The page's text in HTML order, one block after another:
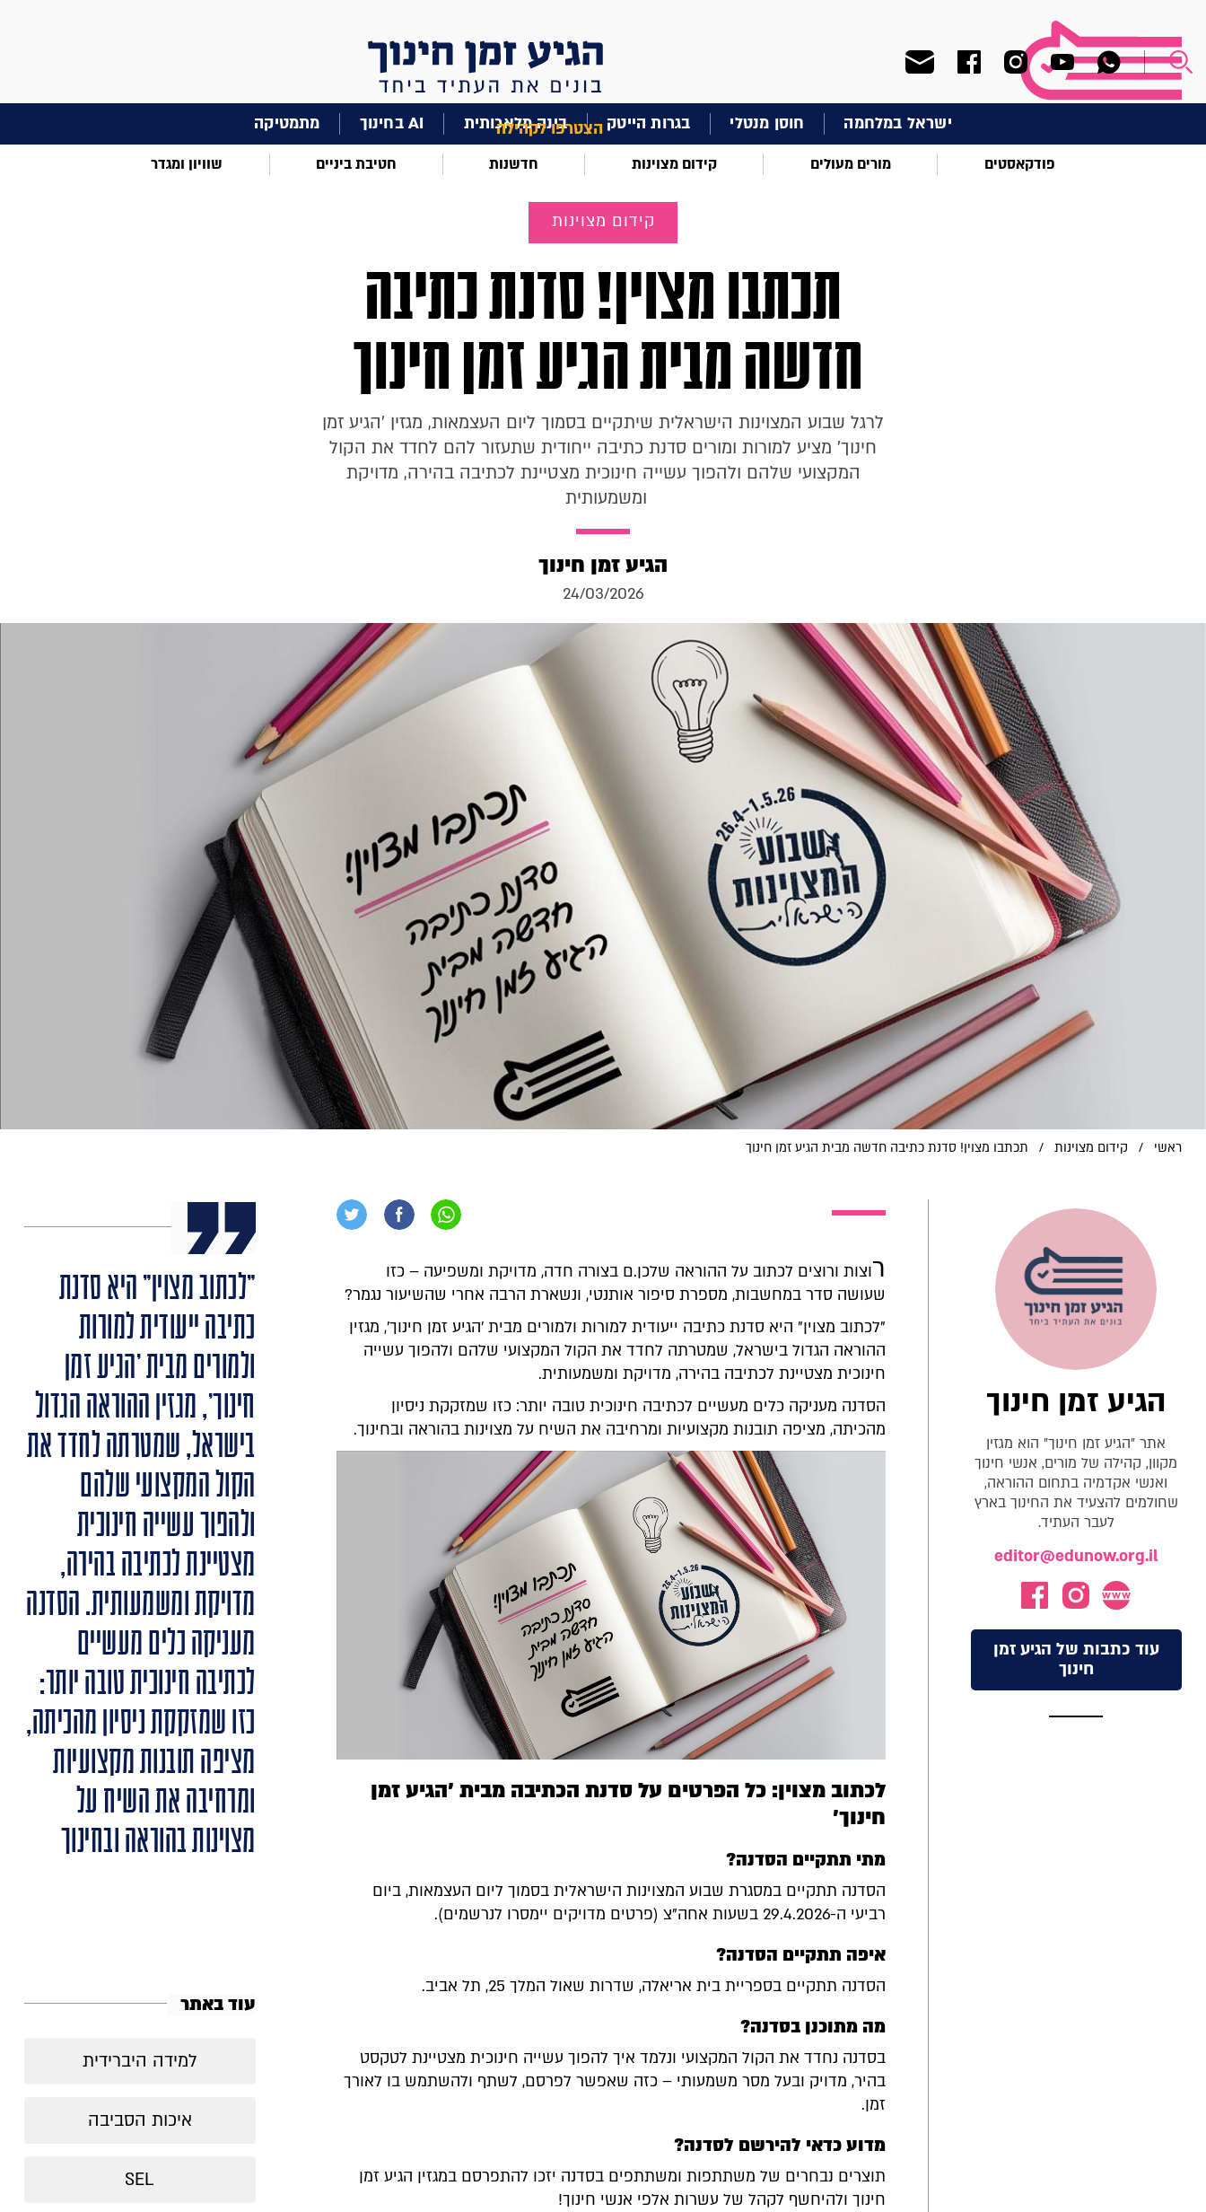
הצטרפו לקהילה ישראל במלחמה חוסן מנטלי בגרות הייטק בינה מלאכותית AI בחינוך מתמטיקה
פודקאסטים מורים מעולים קידום מצוינות חדשנות חטיבת ביניים שוויון ומגדר
קידום מצוינות
תכתבו מצוין! סדנת כתיבה
חדשה מבית הגיע זמן חינוך
לרגל שבוע המצוינות הישראלית שיתקיים בסמוך ליום העצמאות, מגזין 'הגיע זמן
חינוך' מציע למורות ומורים סדנת כתיבה ייחודית שתעזור להם לחדד את הקול
המקצועי שלהם ולהפוך עשייה חינוכית מצטיינת לכתיבה בהירה, מדויקת
ומשמעותית
הגיע זמן חינוך
24/03/2026
ראשי / קידום מצוינות / תכתבו מצוין! סדנת כתיבה חדשה מבית הגיע זמן חינוך
רוצות ורוצים לכתוב על ההוראה שלכן.ם בצורה חדה, מדויקת ומשפיעה – כזו
שעושה סדר במחשבות, מספרת סיפור אותנטי, ונשארת הרבה אחרי שהשיעור נגמר?
"לכתוב מצוין" היא סדנת כתיבה ייעודית למורות ולמורים מבית 'הגיע זמן חינוך', מגזין
ההוראה הגדול בישראל, שמטרתה לחדד את הקול המקצועי שלהם ולהפוך עשייה
חינוכית מצטיינת לכתיבה בהירה, מדויקת ומשמעותית.
הסדנה מעניקה כלים מעשיים לכתיבה חינוכית טובה יותר: כזו שמזקקת ניסיון
מהכיתה, מציפה תובנות מקצועיות ומרחיבה את השיח על מצוינות בהוראה ובחינוך.
לכתוב מצוין: כל הפרטים על סדנת הכתיבה מבית 'הגיע זמן
חינוך'
מתי תתקיים הסדנה?
הסדנה תתקיים במסגרת שבוע המצוינות הישראלית בסמוך ליום העצמאות, ביום
רביעי ה-29.4.2026 בשעות אחה"צ (פרטים מדויקים יימסרו לנרשמים).
איפה תתקיים הסדנה?
הסדנה תתקיים בספריית בית אריאלה, שדרות שאול המלך 25, תל אביב.
מה מתוכנן בסדנה?
בסדנה נחדד את הקול המקצועי ונלמד איך להפוך עשייה חינוכית מצטיינת לטקסט
בהיר, מדויק ובעל מסר משמעותי – כזה שאפשר לפרסם, לשתף ולהשתמש בו לאורך
זמן.
מדוע כדאי להירשם לסדנה?
תוצרים נבחרים של משתתפות ומשתתפים בסדנה יזכו להתפרסם במגזין הגיע זמן
חינוך ולהיחשף לקהל של עשרות אלפי אנשי חינוך!
הגיע זמן חינוך
אתר "הגיע זמן חינוך" הוא מגזין
מקוון, קהילה של מורים, אנשי חינוך
ואנשי אקדמיה בתחום ההוראה,
שחולמים להצעיד את החינוך בארץ
לעבר העתיד.
editor@edunow.org.il
עוד כתבות של הגיע זמן
חינוך
"לכתוב מצוין" היא סדנת
כתיבה ייעודית למורות
ולמורים מבית 'הגיע זמן
חינוך', מגזין ההוראה הגדול
בישראל, שמטרתה לחדד את
הקול המקצועי שלהם
ולהפוך עשייה חינוכית
מצטיינת לכתיבה בהירה,
מדויקת ומשמעותית. הסדנה
מעניקה כלים מעשיים
לכתיבה חינוכית טובה יותר:
כזו שמזקקת ניסיון מהכיתה,
מציפה תובנות מקצועיות
ומרחיבה את השיח על
מצוינות בהוראה ובחינוך
עוד באתר
למידה היברידית
איכות הסביבה
SEL